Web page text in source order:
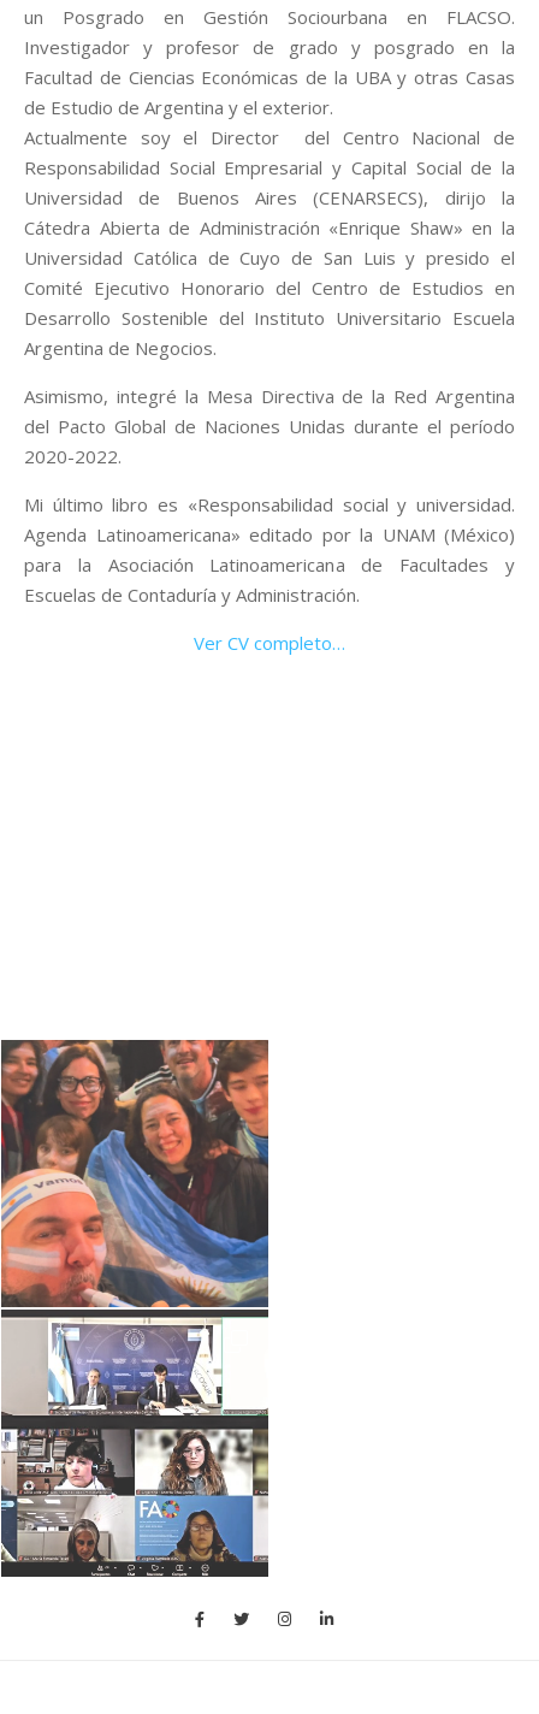
un Posgrado en Gestión Sociourbana en FLACSO.
Investigador y profesor de grado y posgrado en la
Facultad de Ciencias Económicas de la UBA y otras Casas
de Estudio de Argentina y el exterior.
Actualmente soy el Director del Centro Nacional de
Responsabilidad Social Empresarial y Capital Social de la
Universidad de Buenos Aires (CENARSECS), dirijo la
Cátedra Abierta de Administración «Enrique Shaw» en la
Universidad Católica de Cuyo de San Luis y presido el
Comité Ejecutivo Honorario del Centro de Estudios en
Desarrollo Sostenible del Instituto Universitario Escuela
Argentina de Negocios.
Asimismo, integré la Mesa Directiva de la Red Argentina
del Pacto Global de Naciones Unidas durante el período
2020-2022.
Mi último libro es «Responsabilidad social y universidad.
Agenda Latinoamericana» editado por la UNAM (México)
para la Asociación Latinoamericana de Facultades y
Escuelas de Contaduría y Administración.
Ver CV completo…